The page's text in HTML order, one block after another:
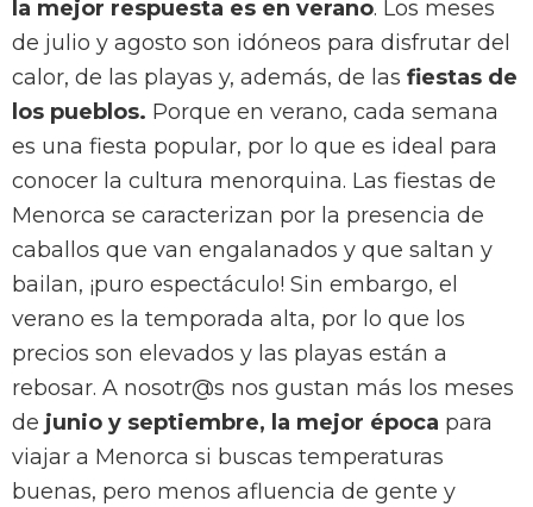
la mejor respuesta es en verano. Los meses
de julio y agosto son idóneos para disfrutar del
calor, de las playas y, además, de las fiestas de
los pueblos. Porque en verano, cada semana
es una fiesta popular, por lo que es ideal para
conocer la cultura menorquina. Las fiestas de
Menorca se caracterizan por la presencia de
caballos que van engalanados y que saltan y
bailan, ¡puro espectáculo! Sin embargo, el
verano es la temporada alta, por lo que los
precios son elevados y las playas están a
rebosar. A nosotr@s nos gustan más los meses
de junio y septiembre, la mejor época para
viajar a Menorca si buscas temperaturas
buenas, pero menos afluencia de gente y